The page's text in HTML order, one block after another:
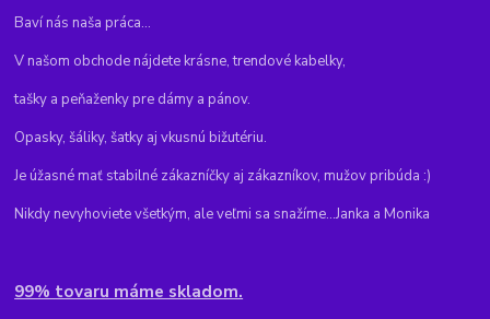
Baví nás naša práca...
V našom obchode nájdete krásne, trendové kabelky,
tašky a peňaženky pre dámy a pánov.
Opasky, šáliky, šatky aj vkusnú bižutériu.
Je úžasné mať stabilné zákazníčky aj zákazníkov, mužov pribúda :)
Nikdy nevyhoviete všetkým, ale veľmi sa snažíme...Janka a Monika
99% tovaru máme skladom.